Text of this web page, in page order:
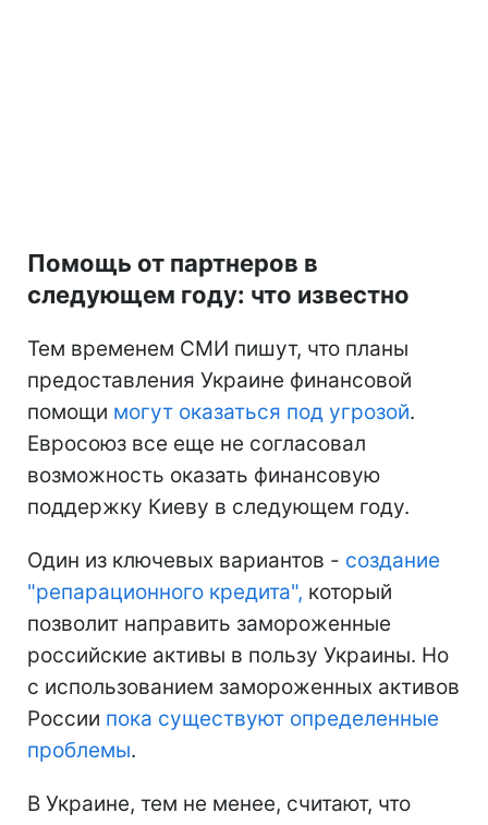
Помощь от партнеров в
следующем году: что известно
Тем временем СМИ пишут, что планы
предоставления Украине финансовой
помощи могут оказаться под угрозой.
Евросоюз все еще не согласовал
возможность оказать финансовую
поддержку Киеву в следующем году.
Один из ключевых вариантов - создание
"репарационного кредита", который
позволит направить замороженные
российские активы в пользу Украины. Но
с использованием замороженных активов
России пока существуют определенные
проблемы.
В Украине, тем не менее, считают, что